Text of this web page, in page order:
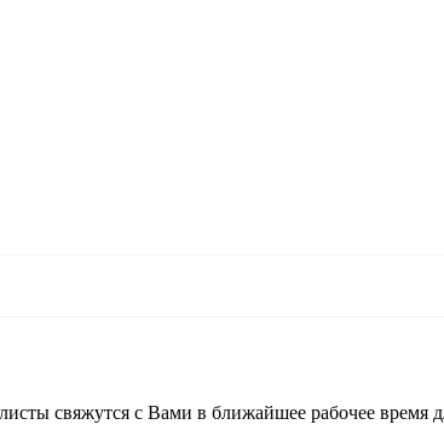
свяжутся с Вами в ближайшее рабочее время